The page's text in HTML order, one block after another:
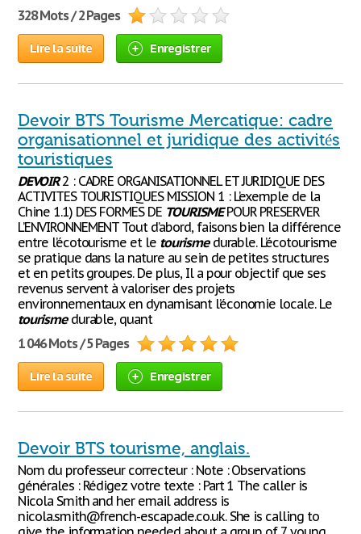
328 Mots / 2 Pages
Lire la suite Enregistrer
Devoir BTS Tourisme Mercatique: cadre
organisationnel et juridique des activités
touristiques
DEVOIR2 : CADRE ORGANISATIONNEL ET JURIDIQUE DES
ACTIVITES TOURISTIQUES MISSION 1 : L’exemple de la
Chine 1.1) DES FORMES DE TOURISMEPOUR PRESERVER
L’ENVIRONNEMENT Tout d’abord, faisons bien la différence
entre l’écotourisme et le tourismedurable. L’écotourisme
se pratique dans la nature au sein de petites structures
et en petits groupes. De plus, Il a pour objectif que ses
revenus servent à valoriser des projets
environnementaux en dynamisant l’économie locale. Le
tourismedurable, quant
1 046 Mots / 5 Pages
Lire la suite Enregistrer
Devoir BTS tourisme, anglais.
Nom du professeur correcteur : Note : Observations
générales : Rédigez votre texte : Part 1 The caller is
Nicola Smith and her email address is
nicola.smith@french-escapade.co.uk. She is calling to